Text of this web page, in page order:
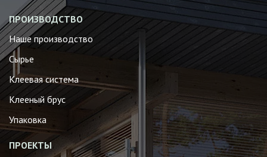
ПРОИЗВОДСТВО
Наше производство
Сырье
Клеевая система
Клееный брус
Упаковка
ПРОЕКТЫ